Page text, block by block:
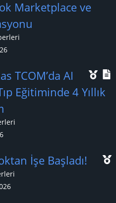
n
Marketplace ve
Ö
n
TCOM’da AI
Eğitiminde 4 Yıllık
İşe Başladı!